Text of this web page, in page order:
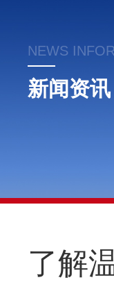
NEWS
新闻资讯
了解